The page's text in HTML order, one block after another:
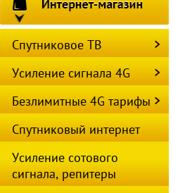
Спутниковое ТВ
Усиление сигнала 4G
Безлимитные 4G тарифы
Спутниковый интернет
Усиление сотового
сигнала, репитеры